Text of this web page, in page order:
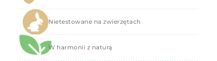
Nietestowane na zwierzętach
W harmonii z naturą